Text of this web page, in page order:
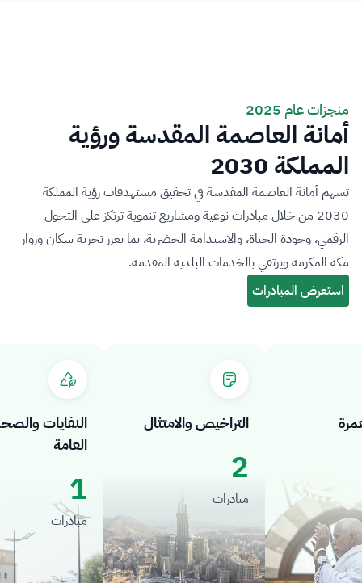
منجزات عام 2025
أمانة العاصمة المقدسة ورؤية
المملكة 2030
تسهم أمانة العاصمة المقدسة في تحقيق مستهدفات رؤية المملكة
2030 من خلال مبادرات نوعية ومشاريع تنموية ترتكز على التحول
الرقمي، وجودة الحياة، والاستدامة الحضرية، بما يعزز تجربة سكان وزوار
مكة المكرمة ويرتقي بالخدمات البلدية المقدمة.
النفايات والصحة
العامة
مبادرات
التراخيص والامتثال
مبادرات